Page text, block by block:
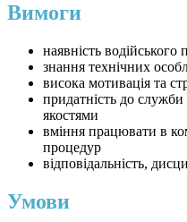
Вимоги
наявність
знання технічних
висока мотивація та
придатність до
якостями
вміння працювати в
процедур
відповідальність,
Умови